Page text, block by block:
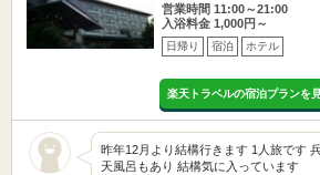
営業時間 11:00～21:00
入浴料金 1,000円～
日帰り 宿泊 ホテル
楽天トラベルの宿泊プランを
昨年12月より結構行きます 1人旅です
天風呂もあり 結構気に入っています